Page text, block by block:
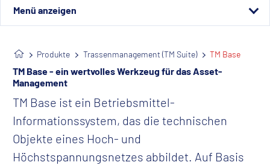
Schnittstellen
Kontakt
Produkte Trassenmanagement (TM Suite) TM Base
TM Base- ein wertvolles Werkzeug für das Asset-
Management
TM Base ist ein Betriebsmittel-
Informationssystem, das die technischen
Objekte eines Hoch- und
Höchstspannungsnetzes abbildet. Auf Basis